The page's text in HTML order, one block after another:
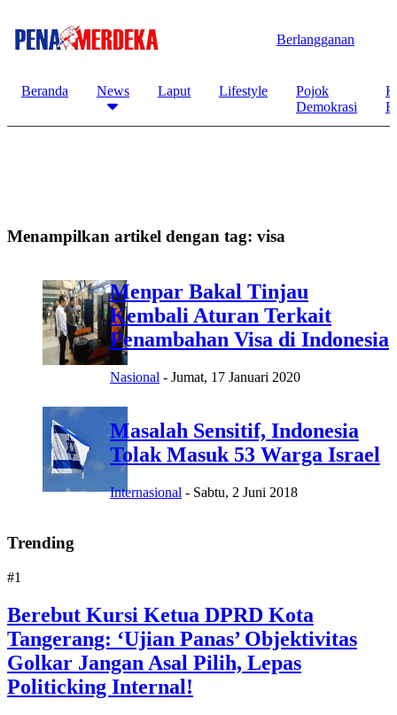
Berlangganan
Beranda News Laput Lifestyle
Pojok
Demokrasi
Menampilkan artikel dengan tag: visa
Menpar Bakal Tinjau
Kembali Aturan Terkait
Penambahan Visa di Indonesia
Nasional - Jumat, 17 Januari 2020
Masalah Sensitif, Indonesia
Tolak Masuk 53 Warga Israel
Internasional - Sabtu, 2 Juni 2018
Trending
#1
Berebut Kursi Ketua DPRD Kota
Tangerang: ‘Ujian Panas’ Objektivitas
Golkar Jangan Asal Pilih, Lepas
Politicking Internal!